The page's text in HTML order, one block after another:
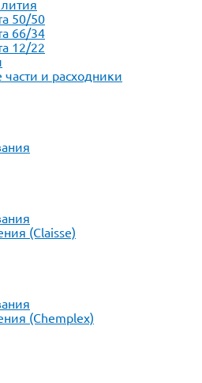
50/50
66/34
12/22
и расходники
(Claisse)
(Chemplex)